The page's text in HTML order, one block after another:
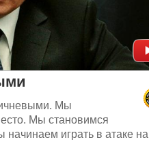
Мы
Мы становимся
играть в атаке на